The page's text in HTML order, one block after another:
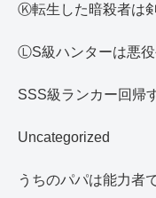
Ⓚ転生した暗殺者は
ⓁS級ハンターは悪
SSS級ランカー回帰
Uncategorized
うちのパパは能力者